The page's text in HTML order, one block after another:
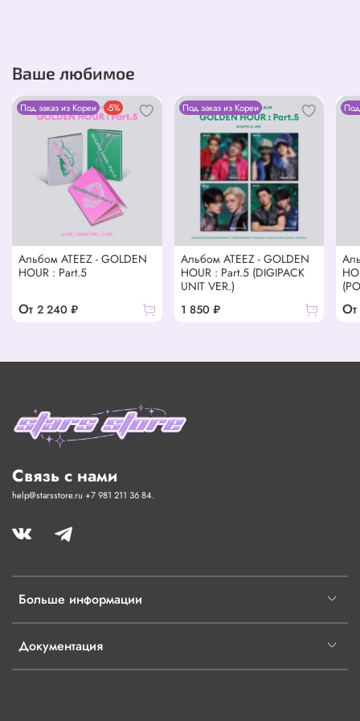
Дата релиза:26 июня 2026
Сроки доставки:1–2 месяца с даты релиза 🚚💿✨
Ваше любимое
Под заказ из Кореи -5%
Альбом ATEEZ - GOLDEN
HOUR : Part.5
От 2 240 ₽
Под заказ из Кореи
Альбом ATEEZ - GOLDEN
HOUR : Part.5 (DIGIPACK
UNIT VER.)
1 850 ₽
От
Больше информации
Документация
Связь с нами
help@starsstore.ru +7 981 211 36 84.